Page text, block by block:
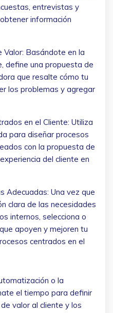
entrevistas y
información
Basándote en la
define una propuesta de
que resalte cómo tu
los problemas y agregar
en el Cliente: Utiliza
para diseñar procesos
con la propuesta de
del cliente en
Adecuadas: Una vez que
clara de las necesidades
internos, selecciona o
apoyen y mejoren tu
centrados en el
o la
el tiempo para definir
valor al cliente y los